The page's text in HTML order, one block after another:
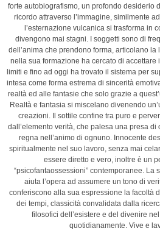
forte autobiografismo, un profondo desiderio
ricordo attraverso l’immagine, similmente
l’esternazione vulcanica si trasforma in
divengono mai stagni. I soggetti sono di
dell’anima che prendono forma, articolano la
nella sua formazione ha cercato di accettare
limiti e fino ad oggi ha trovato il sistema per
intesa come forma estrema di sincerità
realtà ed alle fantasie che solo grazie a
Realtà e fantasia si miscelano divenendo
creazioni. Il sottile confine tra puro e
dall’elemento verità, che palesa una presa
regna nell’animo di ognuno. Innocente
spiritualmente nel suo lavoro, senza mai
essere diretto e vero, inoltre è un
“psicofantaossessioni” contemporanee. La
aiuta l’opera ad assumere un tono di
conferiscono alla sua espressione la facoltà
dei tempi, classicità convalidata dalla
filosofici dell’esistere e del divenire
quotidianamente. Vive e